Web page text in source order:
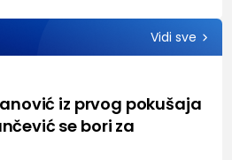
Vidi sve
iz prvog pokušaja
se bori za